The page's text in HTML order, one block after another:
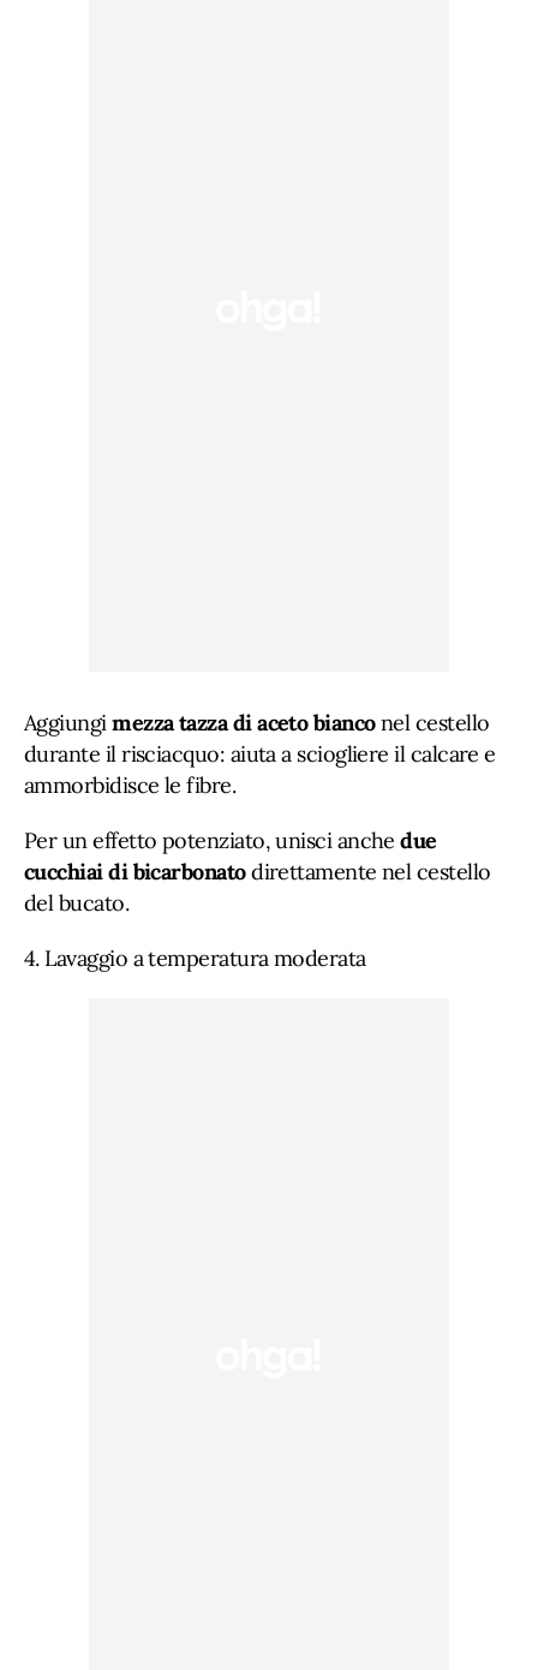
Aggiungimezza tazza di aceto bianconel cestello
durante il risciacquo: aiuta a sciogliere il calcare e
ammorbidisce le fibre.
Per un effetto potenziato, unisci anchedue
cucchiai di bicarbonatodirettamente nel cestello
del bucato.
4. Lavaggio a temperatura moderata